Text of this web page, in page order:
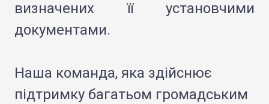
визначених її установчими
документами.
Наша команда, яка здійснює
підтримку багатьом громадським